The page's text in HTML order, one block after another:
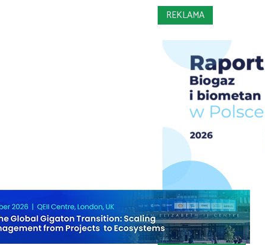
REKLAMA